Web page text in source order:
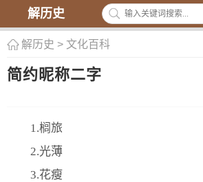
解历史
解历史 > 文化百科
简约昵称二字
1.榈旅
2.光薄
3.花瘦